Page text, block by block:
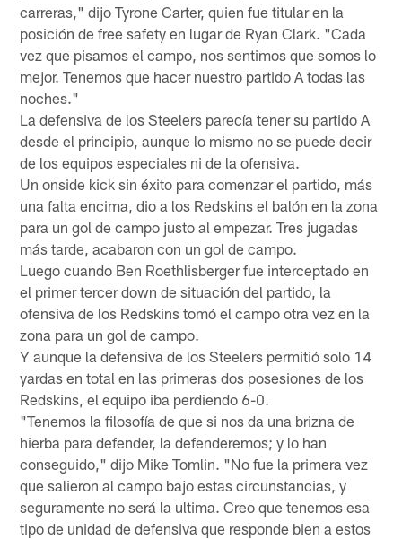
carreras," dijo Tyrone Carter, quien fue titular en la
posición de free safety en lugar de Ryan Clark. "Cada
vez que pisamos el campo, nos sentimos que somos lo
mejor. Tenemos que hacer nuestro partido A todas las
noches."
La defensiva de los Steelers parecía tener su partido A
desde el principio, aunque lo mismo no se puede decir
de los equipos especiales ni de la ofensiva.
Un onside kick sin éxito para comenzar el partido, más
una falta encima, dio a los Redskins el balón en la zona
para un gol de campo justo al empezar. Tres jugadas
más tarde, acabaron con un gol de campo.
Luego cuando Ben Roethlisberger fue interceptado en
el primer tercer down de situación del partido, la
ofensiva de los Redskins tomó el campo otra vez en la
zona para un gol de campo.
Y aunque la defensiva de los Steelers permitió solo 14
yardas en total en las primeras dos posesiones de los
Redskins, el equipo iba perdiendo 6-0.
"Tenemos la filosofía de que si nos da una brizna de
hierba para defender, la defenderemos; y lo han
conseguido," dijo Mike Tomlin. "No fue la primera vez
que salieron al campo bajo estas circunstancias, y
seguramente no será la ultima. Creo que tenemos esa
tipo de unidad de defensiva que responde bien a estos